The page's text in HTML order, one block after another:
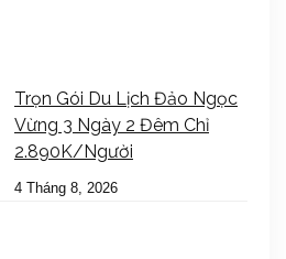
Trọn Gói Du Lịch Đảo Ngọc
Vừng 3 Ngày 2 Đêm Chỉ
2.890K/Người
4 Tháng 8, 2026